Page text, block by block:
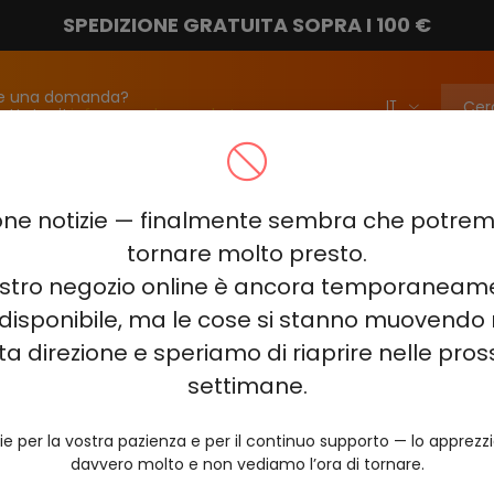
notizie — finalmente sembra che
tornare molto presto.
negozio online è ancora
ma le cose si stanno muovendo
direzione e speriamo di riaprire nelle
settimane.
per la vostra pazienza e per il continuo supporto — lo
davvero molto e non vediamo l’ora di tornare.
SPEDIZIONE GRATUITA SOPRA I 100 €
una domanda?
info@vapebarmarket.com
ELF BAR FS18000
ELF BAR COMBO PRO 30000 ELF BAR RAYA D3 25000 ELF
KING 40000 ELF BAR NIC KING 30000 ELF BAR NICOTINE
VOZOL RAVE 40000 VOZOL STAR 40000 VOZOL NEON
HITME HM20000